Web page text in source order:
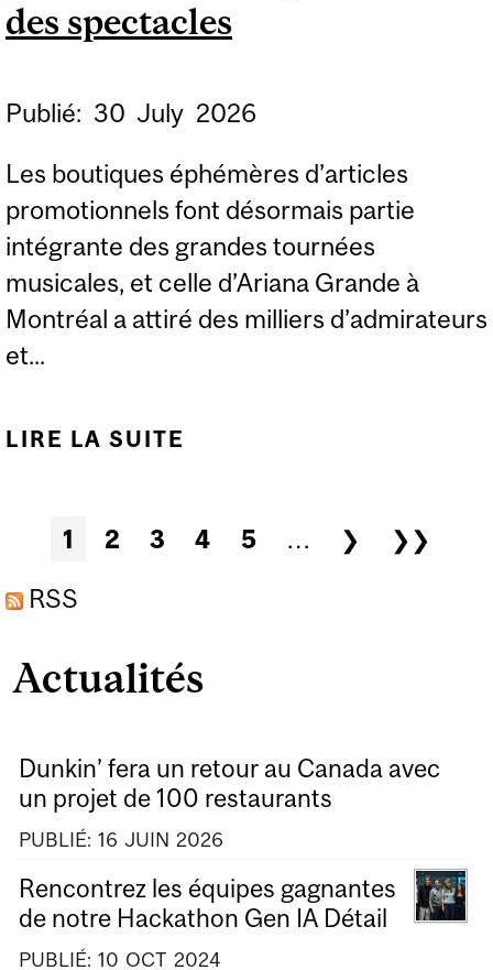
des spectacles
Publié: 30 July 2026
Les boutiques éphémères d’articles
promotionnels font désormais partie
intégrante des grandes tournées
musicales, et celle d’Ariana Grande à
Montréal a attiré des milliers d’admirateurs
et...
LIRE LA SUITE
PROMOTIONNELS
Pages
1 2 3 4 5 … ❯
❯❯
RSS
Actualités
Dunkin’ fera un retour au Canada avec
un projet de 100 restaurants
PUBLIÉ: 16 JUIN 2026
Rencontrez les équipes gagnantes
de notre Hackathon Gen IA Détail
PUBLIÉ: 10 OCT 2024